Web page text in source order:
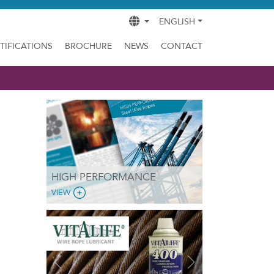
ENGLISH
BROCHURE NEWS CONTACT
HIGH PERFORMANCE
VIEW
Previous Next